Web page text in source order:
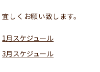
宜しくお願い致します。
1月スケジュール
3月スケジュール